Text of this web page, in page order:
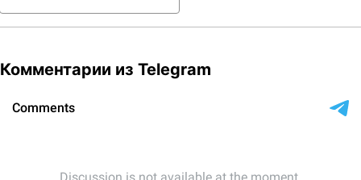
Комментарии из Telegram